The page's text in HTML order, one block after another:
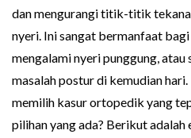
dan mengurangi titik-titik
nyeri. Ini sangat bermanfaat
mengalami nyeri punggung, atau
masalah postur di kemudian
memilih kasur ortopedik yang
pilihan yang ada? Berikut adalah